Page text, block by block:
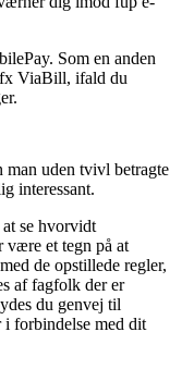
Som en anden
ViaBill, ifald du
man uden tvivl betragte
interessant.
se hvorvidt
være et tegn på at
de opstillede regler,
af fagfolk der er
du genvej til
i forbindelse med dit